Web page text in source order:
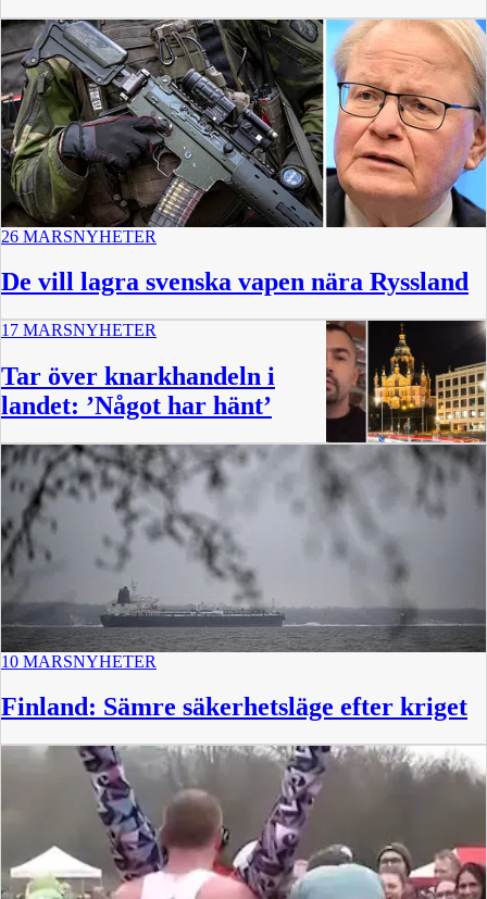
26 MARSNYHETER
De vill lagra svenska vapen nära Ryssland
17 MARSNYHETER
Tar över knarkhandeln i
landet: ’Något har hänt’
10 MARSNYHETER
Finland: Sämre säkerhetsläge efter kriget